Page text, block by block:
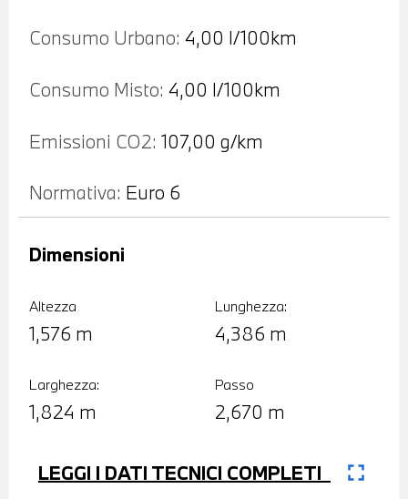
Consumo Urbano: 4,00 l/100km
Consumo Misto: 4,00 l/100km
Emissioni CO2: 107,00 g/km
Normativa: Euro 6
Altezza
1,576 m
Lunghezza:
4,386 m
Dimensioni
Larghezza:
1,824 m
Passo
2,670 m
LEGGI I DATI TECNICI COMPLETI fullscreen